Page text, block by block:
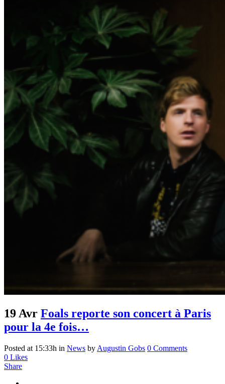
19 Avr Foals reporte son concert à Paris
pour la 4e fois…
Posted at 15:33h in News by Augustin Gobs 0 Comments
0 Likes
Share